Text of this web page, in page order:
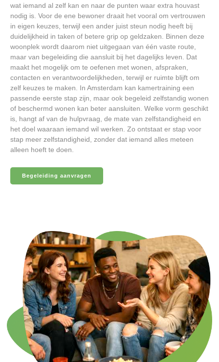
wat iemand al zelf kan en naar de punten waar extra houvast
nodig is. Voor de ene bewoner draait het vooral om vertrouwen
in eigen keuzes, terwijl een ander juist steun nodig heeft bij
duidelijkheid in taken of betere grip op geldzaken. Binnen deze
woonplek wordt daarom niet uitgegaan van één vaste route,
maar van begeleiding die aansluit bij het dagelijks leven. Dat
maakt het mogelijk om te oefenen met wonen, afspraken,
contacten en verantwoordelijkheden, terwijl er ruimte blijft om
zelf keuzes te maken. In Amsterdam kan kamertraining een
passende eerste stap zijn, maar ook begeleid zelfstandig wonen
of beschermd wonen kan beter aansluiten. Welke vorm geschikt
is, hangt af van de hulpvraag, de mate van zelfstandigheid en
het doel waaraan iemand wil werken. Zo ontstaat er stap voor
stap meer zelfstandigheid, zonder dat iemand alles meteen
alleen hoeft te doen.
Begeleiding aanvragen